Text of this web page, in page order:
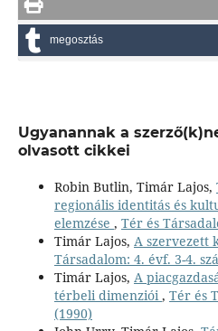
megosztás
Ugyanannak a
olvasott cikkei
Robin Butlin, Timár Lajos,
regionális identitás és
elemzése , Tér és
Timár Lajos, A szervezett
Társadalom: 4. évf. 3-4.
Timár Lajos, A
térbeli dimenziói , Tér és
(1990)